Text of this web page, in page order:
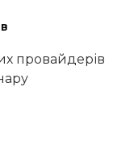
провайдерів